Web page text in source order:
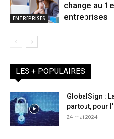
ENTREPRISES
change au
entreprises
LES + POPULAIRES
GlobalSign :
partout, pour
24 mai 2024